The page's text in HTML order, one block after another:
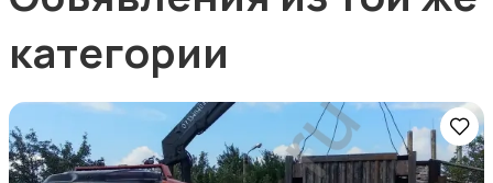
категории